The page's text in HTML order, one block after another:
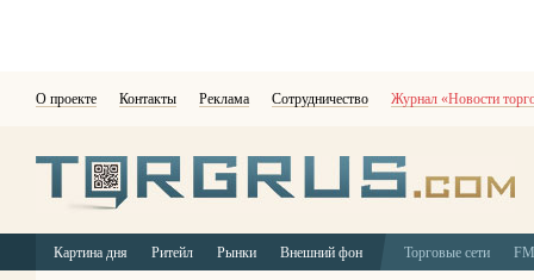
О проекте Контакты Реклама Сотрудничество Журнал «Новости
Картина дня Ритейл Рынки Внешний фон Торговые сети